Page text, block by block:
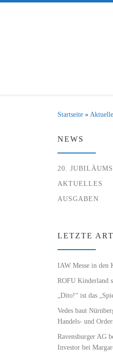
Startseite »
NEWS
20.
AKTUELLES
AUSGABEN
LETZTE
IAW Messe in den
ROFU Kinderland
„Dito!“ ist das
Vedes baut
Handels- und
Ravensburger AG
Investor bei